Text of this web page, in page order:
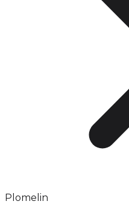
Plomelin